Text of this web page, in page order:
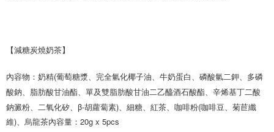
【減糖炭燒奶茶】
內容物：奶精(葡萄糖漿、完全氫化椰子油、牛奶蛋白、磷酸氫二鉀、多磷
酸鈉、脂肪酸甘油酯、單及雙脂肪酸甘油二乙醯酒石酸酯、辛烯基丁二酸
鈉澱粉、二氧化矽、β-胡蘿蔔素)、細糖、紅茶、咖啡粉(咖啡豆、菊苣纖
維)、烏龍茶內容量：20g x 5pcs